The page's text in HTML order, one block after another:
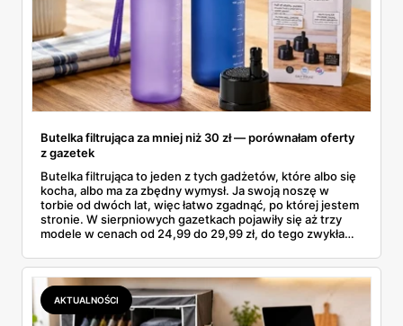
Butelka filtrująca za mniej niż 30 zł — porównałam oferty
z gazetek
Butelka filtrująca to jeden z tych gadżetów, które albo się
kocha, albo ma za zbędny wymysł. Ja swoją noszę w
torbie od dwóch lat, więc łatwo zgadnąć, po której jestem
stronie. W sierpniowych gazetkach pojawiły się aż trzy
modele w cenach od 24,99 do 29,99 zł, do tego zwykła
wszystkie oferty i policzyłam, kiedy taki zakup faktycznie
się opłaca.
AKTUALNOŚCI